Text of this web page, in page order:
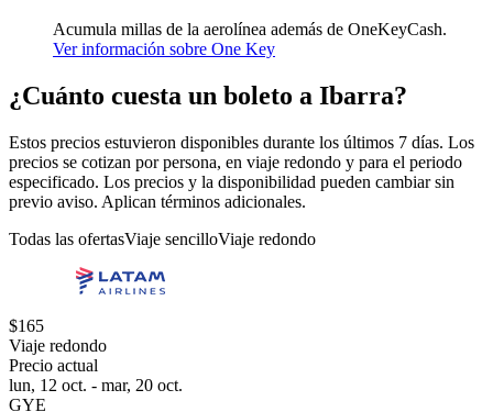
Acumula millas de la aerolínea además de OneKeyCash.
Ver información sobre One Key
¿Cuánto cuesta un boleto a Ibarra?
Estos precios estuvieron disponibles durante los últimos 7 días. Los
precios se cotizan por persona, en viaje redondo y para el periodo
especificado. Los precios y la disponibilidad pueden cambiar sin
previo aviso. Aplican términos adicionales.
Todas las ofertasViaje sencilloViaje redondo
$165
Viaje redondo
Precio actual
lun, 12 oct. - mar, 20 oct.
GYE